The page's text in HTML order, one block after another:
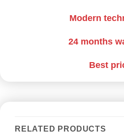
Modern
24 months
Best
RELATED PRODUCTS